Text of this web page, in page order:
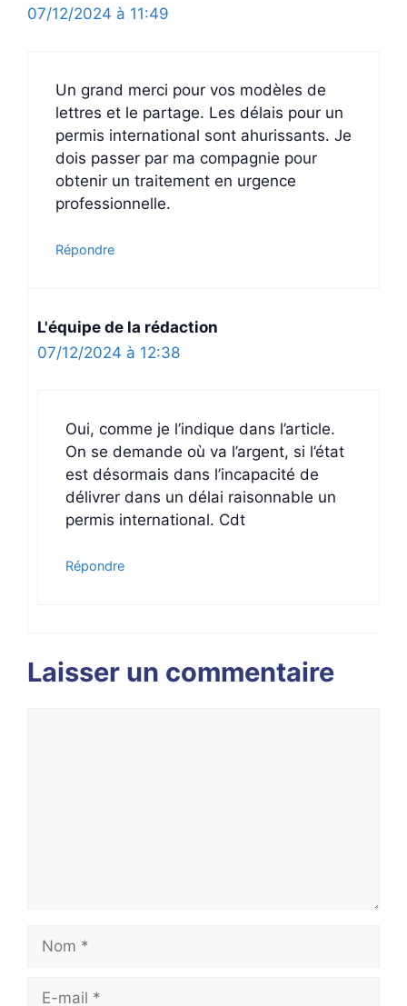
07/12/2024 à 11:49
Un grand merci pour vos modèles de
lettres et le partage. Les délais pour un
permis international sont ahurissants. Je
dois passer par ma compagnie pour
obtenir un traitement en urgence
professionnelle.
Répondre
L'équipe de la rédaction
07/12/2024 à 12:38
Oui, comme je l’indique dans l’article.
On se demande où va l’argent, si l’état
est désormais dans l’incapacité de
délivrer dans un délai raisonnable un
permis international. Cdt
Répondre
Laisser un commentaire